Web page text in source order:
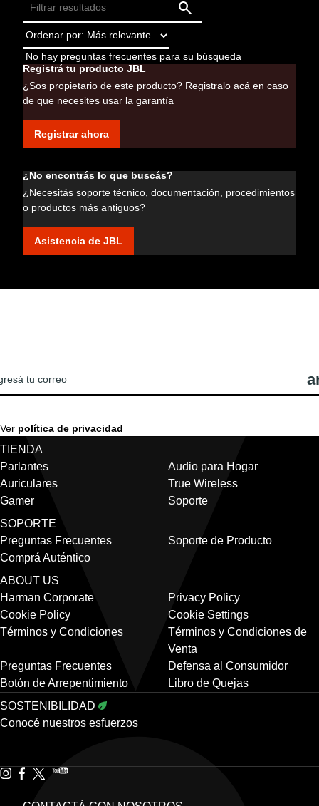
No hay preguntas frecuentes para su búsqueda
Registrá tu producto JBL
¿Sos propietario de este producto? Registralo acá en caso
de que necesites usar la garantía
Registrar ahora
¿No encontrás lo que buscás?
¿Necesitás soporte técnico, documentación, procedimientos
o productos más antiguos?
Asistencia de JBL
Ver política de privacidad
TIENDA
Parlantes
Audio para Hogar
Auriculares
True Wireless
Gamer
Soporte
SOPORTE
Preguntas Frecuentes
Soporte de Producto
Comprá Auténtico
ABOUT US
Harman Corporate
Privacy Policy
Cookie Policy
Cookie Settings
Términos y Condiciones
Términos y Condiciones de
Venta
Preguntas Frecuentes
Defensa al Consumidor
Botón de Arrepentimiento
Libro de Quejas
SOSTENIBILIDAD
Conocé nuestros esfuerzos